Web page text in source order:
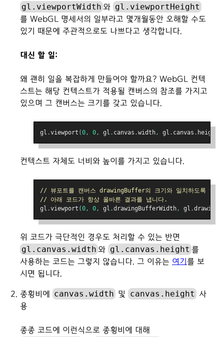
gl.viewportWidth 와 gl.viewportHeight
를 WebGL 명세서의 일부라고 몇개월동안 오해할 수도
있기 때문에 주관적으로도 나쁘다고 생각합니다.
대신 할 일:
왜 괜히 일을 복잡하게 만들어야 할까요? WebGL 컨텍
스트는 해당 컨텍스트가 적용될 캔버스의 참조를 가지고
있으며 그 캔버스는 크기를 갖고 있습니다.
gl .viewport (0, 0, gl . canvas .width, gl . canvas . height
컨텍스트 자체도 너비와 높이를 가지고 있습니다.
// 뷰포트를 캔버스 drawingBuffer의 크기와 일치하도록 해야
// 아래 코드가 항상 올바른 결과를 냅니다.
gl .viewport (0, 0, gl .drawingBufferWidth, gl .
위 코드가 극단적인 경우도 처리할 수 있는 반면
gl.canvas.width 와 gl.canvas.height 를
사용하는 코드는 그렇지 않습니다. 그 이유는 여기 를 보
시면 됩니다.
종횡비에 canvas.width 및 canvas.height 사
용
종종 코드에 이런식으로 종횡비에 대해